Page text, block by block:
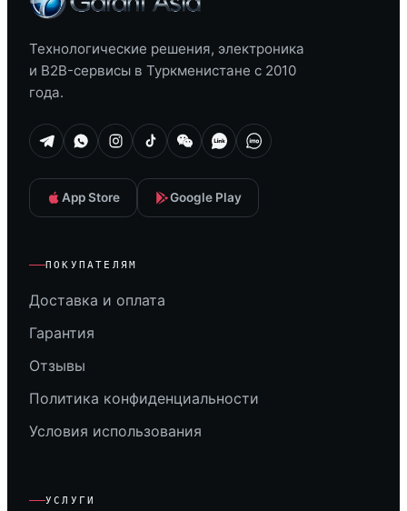
Технологические решения, электроника
и B2B-сервисы в Туркменистане с 2010
года.
App Store Google Play
ПОКУПАТЕЛЯМ
Доставка и оплата
Гарантия
Отзывы
Политика конфиденциальности
Условия использования
УСЛУГИ